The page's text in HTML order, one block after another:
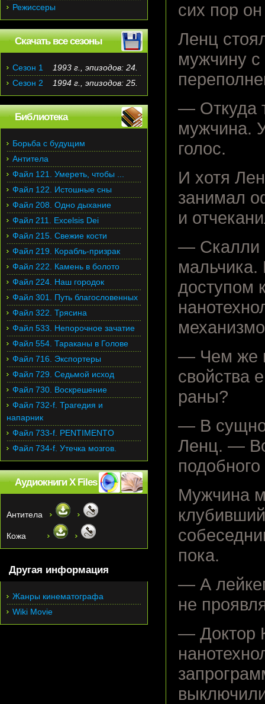
сих пор
Ленц
мужчину с
— Откуда
мужчина.
голос.
И хотя
занимал
и
— Скалли
доступом
— Чем же
свойства
раны?
— В
Ленц. — Во
Мужчина
пока.
— А
не
— Доктор
Режиссеры
Скачать все сезоны
Сезон 1
1993 г., эпизодов: 24.
Сезон 2
1994 г., эпизодов: 25.
Библиотека
Борьба с будущим
Антитела
Файл 121. Умереть, чтобы ...
Файл 122. Истошные сны
Файл 208. Одно дыхание
Файл 211. Excelsis Dei
Файл 215. Свежие кости
Файл 219. Корабль-призрак
Файл 222. Камень в болото
Файл 224. Наш городок
Файл 301. Путь благословенных
Файл 322. Трясина
Файл 533. Непорочное зачатие
Файл 554. Тараканы в Голове
Файл 716. Экспортеры
Файл 729. Седьмой исход
Файл 730. Воскрешение
Файл 732-f. Трагедия и
напарник
Файл 733-f. PENTIMENTO
Файл 734-f. Утечка мозгов.
Аудиокниги X Files
Антитела
Кожа
Другая информация
Жанры кинематографа
Wiki Movie